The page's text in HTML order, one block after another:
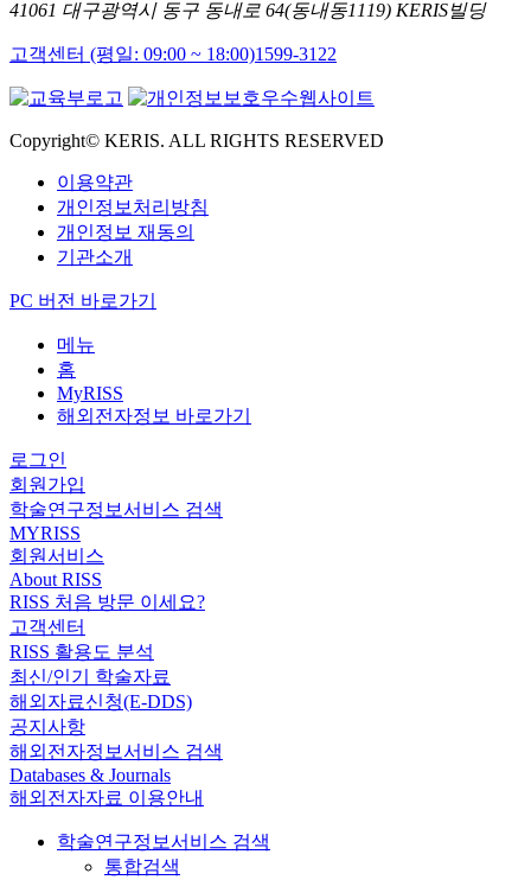
41061 대구광역시 동구 동내로 64(동내동1119) KERIS빌딩
고객센터 (평일: 09:00 ~ 18:00)1599-3122
Copyright© KERIS. ALL RIGHTS RESERVED
이용약관
개인정보처리방침
개인정보 재동의
기관소개
PC 버전 바로가기
메뉴
홈
MyRISS
해외전자정보 바로가기
로그인
회원가입
학술연구정보서비스 검색
MYRISS
회원서비스
About RISS
RISS 처음 방문 이세요?
고객센터
RISS 활용도 분석
최신/인기 학술자료
해외자료신청(E-DDS)
공지사항
해외전자정보서비스 검색
Databases & Journals
해외전자자료 이용안내
학술연구정보서비스 검색
통합검색